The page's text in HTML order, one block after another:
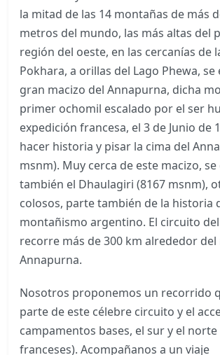
la mitad de las 14 montañas de más
metros del mundo, las más altas del
región del oeste, en las cercanías de
Pokhara, a orillas del Lago Phewa,
gran macizo del Annapurna, dicha
primer ochomil escalado por el ser
expedición francesa, el 3 de Junio de
hacer historia y pisar la cima del
msnm). Muy cerca de este macizo,
también el Dhaulagiri (8167 msnm),
colosos, parte también de la historia
montañismo argentino. El circuito
recorre más de 300 km alrededor del
Annapurna.
Nosotros proponemos un recorrido
parte de este célebre circuito y el
campamentos bases, el sur y el norte
franceses). Acompañanos a un viaje